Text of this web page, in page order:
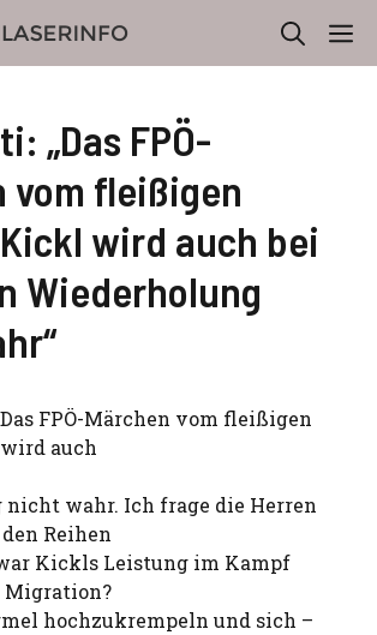
„Das FPÖ-
vom fleißigen
wird auch bei
Wiederholung
FPÖ-Märchen vom fleißigen
auch
wahr. Ich frage die Herren
Reihen
war Kickls Leistung im Kampf
Migration?
hochzukrempeln und sich –